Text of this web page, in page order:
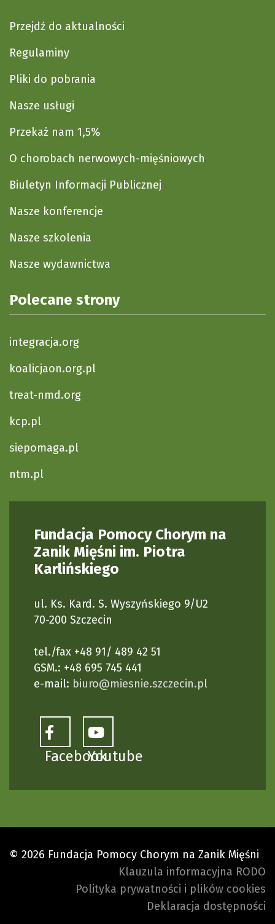
Przejdź do aktualności
Regulaminy
Pliki do pobrania
Nasze usługi
Przekaż nam 1,5%
O chorobach nerwowych-mięśniowych
Biuletyn Informacji Publicznej
Nasze konferencje
Nasze szkolenia
Nasze wydawnictwa
Polecane strony
integracja.org
koalicjaon.org.pl
treat-nmd.org
kcp.pl
siepomaga.pl
ntm.pl
Fundacja Pomocy Chorym na
Zanik Mięśni im. Piotra
Karlińskiego
ul. Ks. Kard. S. Wyszyńskiego 9/U2
70-200 Szczecin
tel./fax +48 91/ 489 42 51
GSM.: +48 695 745 441
e-mail: biuro@miesnie.szczecin.pl
FacebookYoutube
© 2026 Fundacja Pomocy Chorym na Zanik Mięśni
Klauzula informacyjna RODO
Polityka prywatności i plików cookies
Deklaracja dostępności